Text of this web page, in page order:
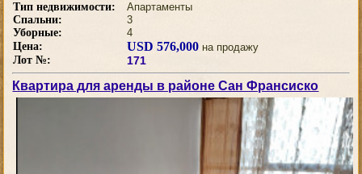
Тип недвижимости:
Апартаменты
Спальни:
3
Уборные:
4
Цена:
USD 576,000 на продажу
Лот №:
171
Квартира для аренды в районе Сан Франсиско